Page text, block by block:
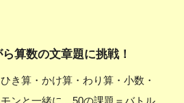
算数の文章題に挑戦！
き算・かけ算・わり算・小数・
ンと一緒に、50の課題＝バトル